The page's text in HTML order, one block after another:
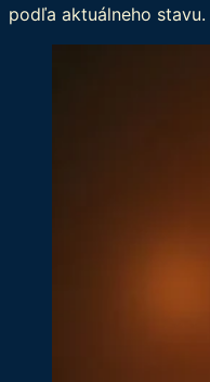
podľa aktuálneho stavu.